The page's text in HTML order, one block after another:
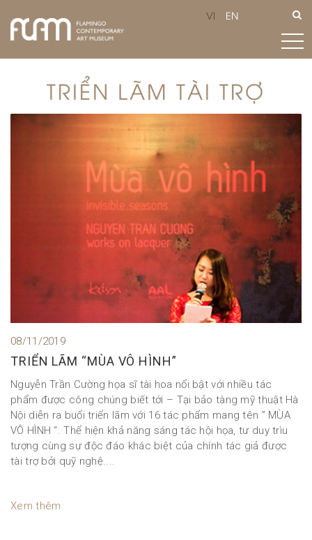
VI EN
TRIỂN LÃM TÀI TRỢ
08/11/2019
TRIỂN LÃM “MÙA VÔ HÌNH”
Nguyễn Trần Cường họa sĩ tài hoa nổi bật với nhiều tác
phẩm được công chúng biết tới – Tại bảo tàng mỹ thuật Hà
Nội diễn ra buổi triển lãm với 16 tác phẩm mang tên ” MÙA
VÔ HÌNH “. Thể hiện khả năng sáng tác hội họa, tư duy trìu
tượng cùng sự độc đáo khác biệt của chính tác giả được
tài trợ bởi quỹ nghệ....
Xem thêm